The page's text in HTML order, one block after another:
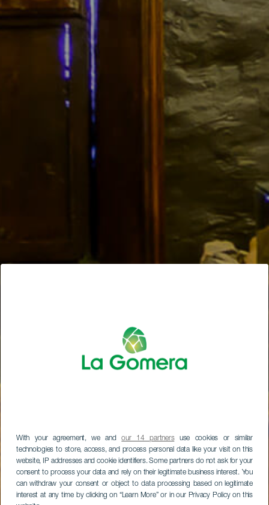
With your agreement, we andour 14 partnersuse cookies or similar
technologies to store, access, and process personal data like your visit on this
website, IP addresses and cookie identifiers. Some partners do not ask for your
consent to process your data and rely on their legitimate business interest. You
can withdraw your consent or object to data processing based on legitimate
interest at any time by clicking on “Learn More” or in our Privacy Policy on this